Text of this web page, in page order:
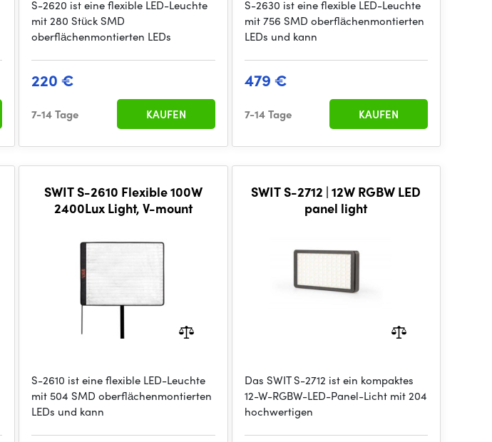
S-2620 ist eine flexible LED-Leuchte
mit 280 Stück SMD
oberflächenmontierten LEDs
220 €
7-14 Tage KAUFEN
S-2630 ist eine flexible LED-Leuchte
mit 756 SMD oberflächenmontierten
LEDs und kann
479 €
7-14 Tage KAUFEN
SWIT S-2610 Flexible 100W
2400Lux Light, V-mount
S-2610 ist eine flexible LED-Leuchte
mit 504 SMD oberflächenmontierten
LEDs und kann
SWIT S-2712 | 12W RGBW LED
panel light
Das SWIT S-2712 ist ein kompaktes
12-W-RGBW-LED-Panel-Licht mit 204
hochwertigen